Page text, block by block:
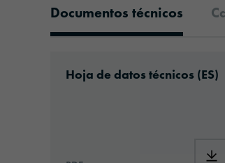
Documentos técnicos
Hoja de datos técnicos (ES)